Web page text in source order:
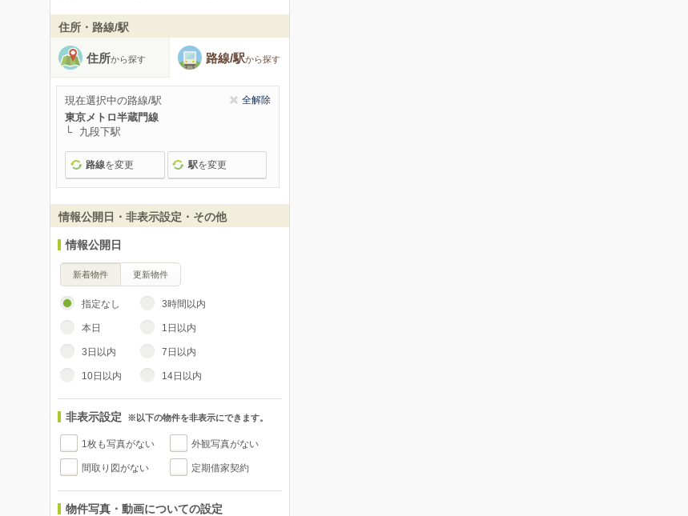
住所・路線/駅
住所から探す 路線/駅から探す
現在選択中の路線/駅 全解除
東京メトロ半蔵門線
九段下駅
路線を変更 駅を変更
情報公開日・非表示設定・その他
情報公開日
新着物件 更新物件
指定なし 3時間以内
本日 1日以内
3日以内 7日以内
10日以内 14日以内
非表示設定 ※以下の物件を非表示にできます。
1枚も写真がない 外観写真がない
間取り図がない 定期借家契約
物件写真・動画についての設定